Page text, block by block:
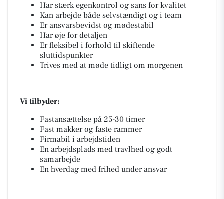
Har stærk egenkontrol og sans for kvalitet
Kan arbejde både selvstændigt og i team
Er ansvarsbevidst og mødestabil
Har øje for detaljen
Er fleksibel i forhold til skiftende
sluttidspunkter
Trives med at møde tidligt om morgenen
Vi tilbyder:
Fastansættelse på 25-30 timer
Fast makker og faste rammer
Firmabil i arbejdstiden
En arbejdsplads med travlhed og godt
samarbejde
En hverdag med frihed under ansvar